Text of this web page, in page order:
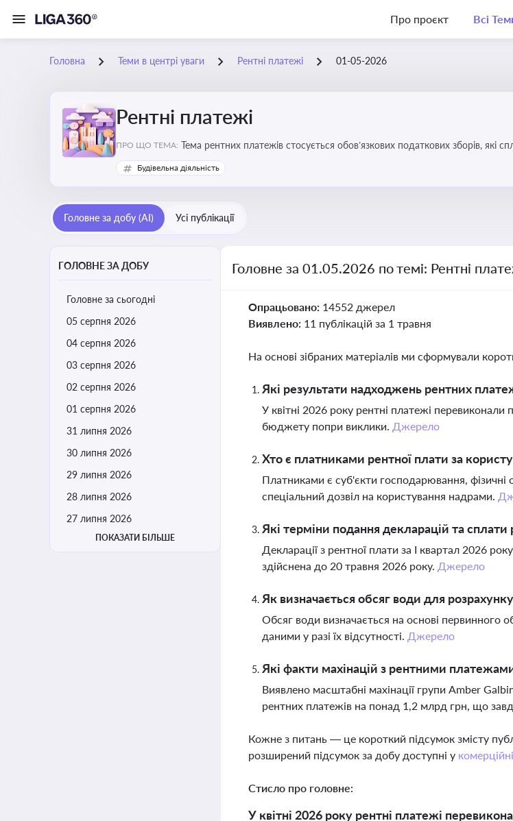
Про проєкт Всі
Головна Теми в центрі уваги Рентні платежі 01-05-2026
Рентні платежі
ПРО ЩО ТЕМА: Тема рентних платежів стосується обов’язкових податкових зборів,
водою, лісами
Будівельна діяльність
Головне за добу (AI) Усі публікації
ГОЛОВНЕ ЗА ДОБУ
Головне за сьогодні
05 серпня 2026
04 серпня 2026
03 серпня 2026
02 серпня 2026
01 серпня 2026
31 липня 2026
30 липня 2026
29 липня 2026
28 липня 2026
27 липня 2026
ПОКАЗАТИ БІЛЬШЕ
Головне за 01.05.2026 по темі: Рентні
Опрацьовано: 14552 джерел
Виявлено: 11 публікацій за 1 травня
На основі зібраних матеріалів ми сформували
Які результати надходжень рентних
У квітні 2026 року рентні платежі
бюджету попри виклики. Джерело
Хто є платниками рентної плати за
Платниками є суб'єкти господарювання, фізичні
спеціальний дозвіл на користування надрами.
Які терміни подання декларацій та сплати
Декларації з рентної плати за І квартал 2026
здійснена до 20 травня 2026 року. Джерело
Як визначається обсяг води для
Обсяг води визначається на основі первинного
даними у разі їх відсутності. Джерело
Які факти махінацій з рентними
Виявлено масштабні махінації групи Amber
рентних платежів на понад 1,2 млрд грн, що
Кожне з питань — це короткий підсумок змісту
розширений підсумок за добу доступні у
Стисло про головне:
У квітні 2026 року рентні платежі